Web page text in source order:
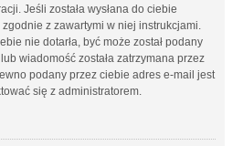
Jeśli została wysłana do ciebie
z zawartymi w niej instrukcjami.
nie dotarła, być może został podany
wiadomość została zatrzymana przez
podany przez ciebie adres e-mail jest
się z administratorem.